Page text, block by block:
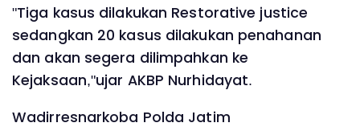
"Tiga kasus dilakukan Restorative justice
sedangkan 20 kasus dilakukan penahanan
dan akan segera dilimpahkan ke
Kejaksaan,"ujar AKBP Nurhidayat.
Wadirresnarkoba Polda Jatim